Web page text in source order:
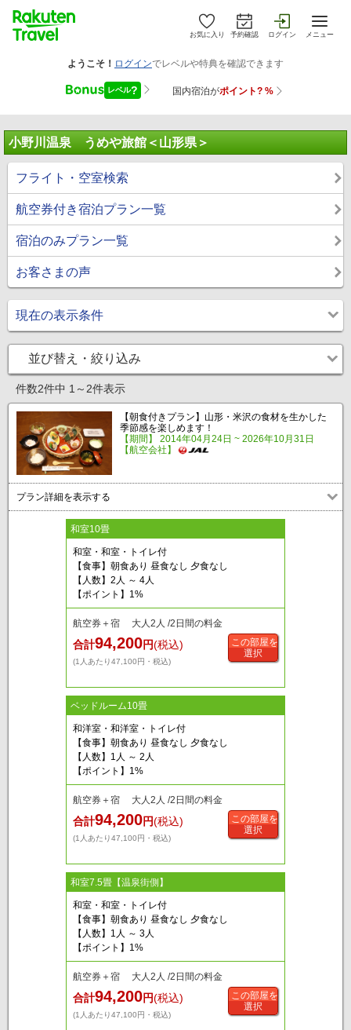
お気に入り 予約確認 ログイン メニュー
小野川温泉 うめや旅館＜山形県＞
フライト・空室検索
航空券付き宿泊プラン一覧
宿泊のみプラン一覧
お客さまの声
現在の表示条件
並び替え・絞り込み
件数2件中 1～2件表示
【朝食付きプラン】山形・米沢の食材を生かした
季節感を楽しめます！
【期間】 2014年04月24日 ~ 2026年10月31日
【航空会社】
プラン詳細を表示する
和室10畳
和室・和室・トイレ付
【食事】朝食あり 昼食なし 夕食なし
【人数】2人 ～ 4人
【ポイント】1%
航空券＋宿 大人2人 /2日間の料金
合計94,200円(税込)
(1人あたり47,100円・税込)
この部屋を
選択
ベッドルーム10畳
和洋室・和洋室・トイレ付
【食事】朝食あり 昼食なし 夕食なし
【人数】1人 ～ 2人
【ポイント】1%
航空券＋宿 大人2人 /2日間の料金
合計94,200円(税込)
(1人あたり47,100円・税込)
この部屋を
選択
和室7.5畳【温泉街側】
和室・和室・トイレ付
【食事】朝食あり 昼食なし 夕食なし
【人数】1人 ～ 3人
【ポイント】1%
航空券＋宿 大人2人 /2日間の料金
合計94,200円(税込)
(1人あたり47,100円・税込)
この部屋を
選択